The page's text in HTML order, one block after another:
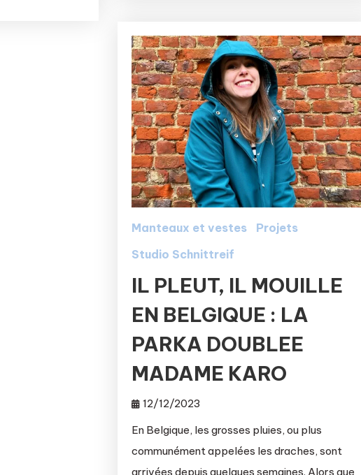
Manteaux et vestes
Projets
Studio Schnittreif
IL PLEUT, IL MOUILLE
EN BELGIQUE : LA
PARKA DOUBLEE
MADAME KARO
12/12/2023
En Belgique, les grosses pluies, ou plus
communément appelées les draches, sont
arrivées depuis quelques semaines. Alors que